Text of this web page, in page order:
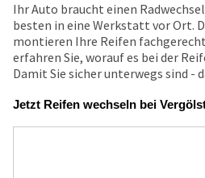
Ihr Auto braucht einen
besten in eine Werkstatt vor Ort.
montieren Ihre Reifen
erfahren Sie, worauf es bei der
Damit Sie sicher unterwegs sind -
Jetzt Reifen wechseln bei